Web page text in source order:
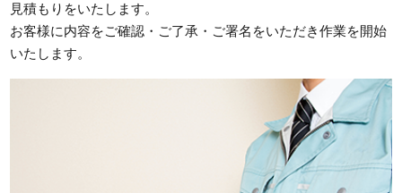
見積もりをいたします。
お客様に内容をご確認・ご了承・ご署名をいただき作業を開始
いたします。